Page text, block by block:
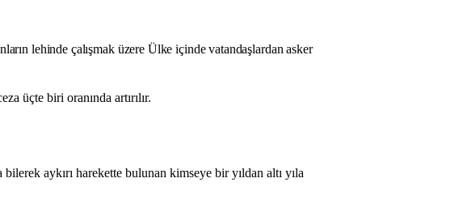
lehinde çalışmak üzere Ülke içinde vatandaşlardan asker
üçte biri oranında artırılır.
aykırı harekette bulunan kimseye bir yıldan altı yıla